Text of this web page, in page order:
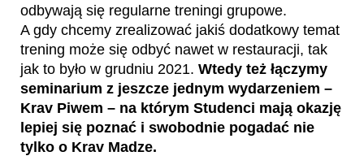
odbywają się regularne treningi grupowe.
A gdy chcemy zrealizować jakiś dodatkowy temat
trening może się odbyć nawet w restauracji, tak
jak to było w grudniu 2021. Wtedy też łączymy
seminarium z jeszcze jednym wydarzeniem –
Krav Piwem – na którym Studenci mają okazję
lepiej się poznać i swobodnie pogadać nie
tylko o Krav Madze.